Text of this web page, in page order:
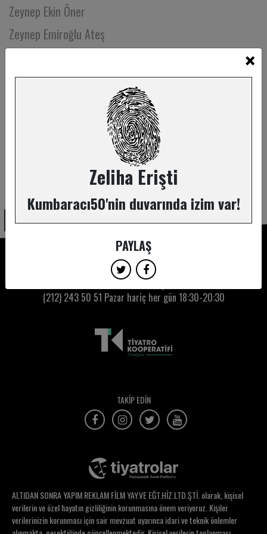
Zeynep Ekin Öner
Zeynep Emiroğlu Ateş
Zeynep Hazal Sevinç
Zühre Küçükbezirci
×
Zeliha Erişti
Kumbaracı50'nin duvarında izim var!
PAYLAŞ
Kumbaracı50 Gişe:
(212) 243 50 51 Pazar hariç her gün 18:30-20:30
TAKİP EDİN
ALTIDAN SONRA YAPIM REKLAM FİLM YAY.VE EĞT.HİZ.LTD.ŞTİ. olarak, kişisel
verilerin ve özel hayatın gizliliğinin korunmasına önem veriyoruz. Kişiler
verilerinizin korunması için sair mevzuat uyarınca idari ve teknik önlemler